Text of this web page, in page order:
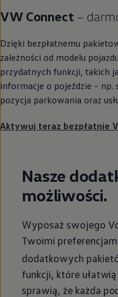
VW Connect –
Dzięki bezpłatnemu
zależności od modelu
przydatnych funkcji, takich
informacje o pojeździe – np.
pozycja parkowania oraz
Aktywuj teraz bezpłatnie
Nasze
możliwości.
Wyposaż swojego
Twoimi
dodatkowych
funkcji, które
sprawią, że każda